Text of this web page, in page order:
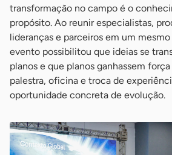
transformação no campo é o
propósito. Ao reunir especialistas,
lideranças e parceiros em um
evento possibilitou que ideias se
planos e que planos ganhassem
palestra, oficina e troca de
oportunidade concreta de evolução.